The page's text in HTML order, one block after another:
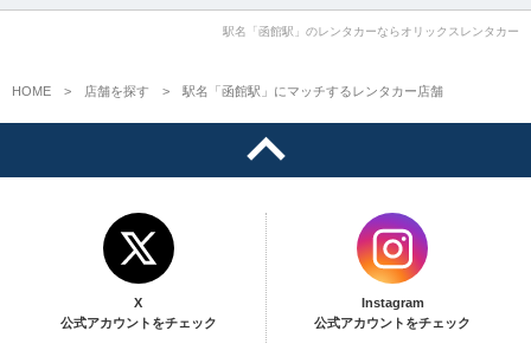
駅名「函館駅」のレンタカーならオリックスレンタカー
HOME 店舗を探す 駅名「函館駅」にマッチするレンタカー店舗
X
公式アカウントをチェック
Instagram
公式アカウントをチェック